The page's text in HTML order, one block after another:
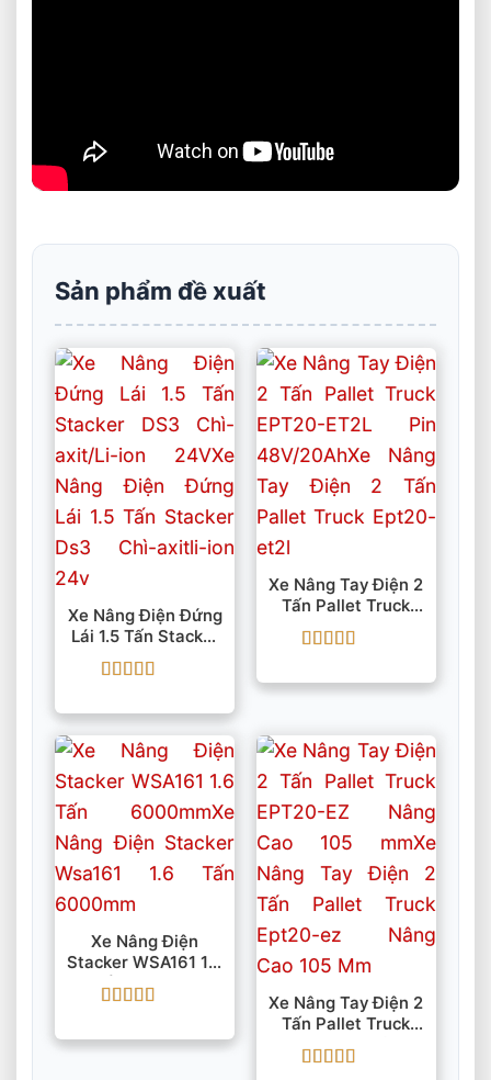
Sản phẩm đề xuất
Xe Nâng Điện Đứng
Lái 1.5 Tấn Stacker
DS3 Chì-Axit/Li-Ion
24V
hạng55 sao
Xe Nâng Tay Điện 2
Tấn Pallet Truck
EPT20-ET2L Pin
48V/20Ah
hạng55 sao
Xe Nâng Điện
Stacker WSA161 1.6
Tấn 6000mm
hạng55 sao
Xe Nâng Tay Điện 2
Tấn Pallet Truck
EPT20-EZ Nâng
Cao 105 Mm